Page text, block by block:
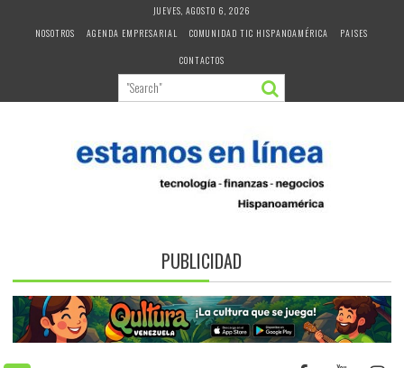
JUEVES, AGOSTO 6, 2026
NOSOTROS
AGENDA EMPRESARIAL COMUNIDAD TIC HISPANOAMÉRICA
PAISES
CONTACTOS
PUBLICIDAD